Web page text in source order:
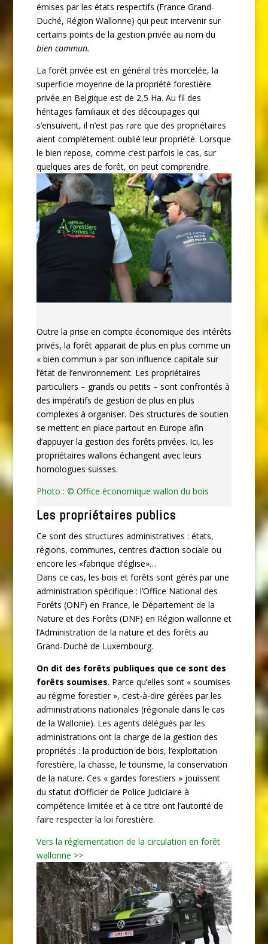
émises par les états respectifs (France Grand-
Duché, Région Wallonne) qui peut intervenir sur
certains points de la gestion privée au nom du
bien commun.
La forêt privée est en général très morcelée, la
superficie moyenne de la propriété forestière
privée en Belgique est de 2,5 Ha. Au fil des
héritages familiaux et des découpages qui
s’ensuivent, il n’est pas rare que des propriétaires
aient complètement oublié leur propriété. Lorsque
le bien repose, comme c’est parfois le cas, sur
quelques ares de forêt, on peut comprendre.
Outre la prise en compte économique des intérêts
privés, la forêt apparait de plus en plus comme un
« bien commun » par son influence capitale sur
l’état de l’environnement. Les propriétaires
particuliers – grands ou petits – sont confrontés à
des impératifs de gestion de plus en plus
complexes à organiser. Des structures de soutien
se mettent en place partout en Europe afin
d’appuyer la gestion des forêts privées. Ici, les
propriétaires wallons échangent avec leurs
homologues suisses.
Photo : © Office économique wallon du bois
Les propriétaires publics
Ce sont des structures administratives : états,
régions, communes, centres d’action sociale ou
encore les «fabrique d’église»…
Dans ce cas, les bois et forêts sont gérés par une
administration spécifique : l’Office National des
Forêts (ONF) en France, le Département de la
Nature et des Forêts (DNF) en Région wallonne et
l’Administration de la nature et des forêts au
Grand-Duché de Luxembourg.
On dit des forêts publiques que ce sont des
forêts soumises. Parce qu’elles sont « soumises
au régime forestier », c’est-à-dire gérées par les
administrations nationales (régionale dans le cas
de la Wallonie). Les agents délégués par les
administrations ont la charge de la gestion des
propriétés : la production de bois, l’exploitation
forestière, la chasse, le tourisme, la conservation
de la nature. Ces « gardes forestiers » jouissent
du statut d’Officier de Police Judiciaire à
compétence limitée et à ce titre ont l’autorité de
faire respecter la loi forestière.
Vers la réglementation de la circulation en forêt
wallonne >>